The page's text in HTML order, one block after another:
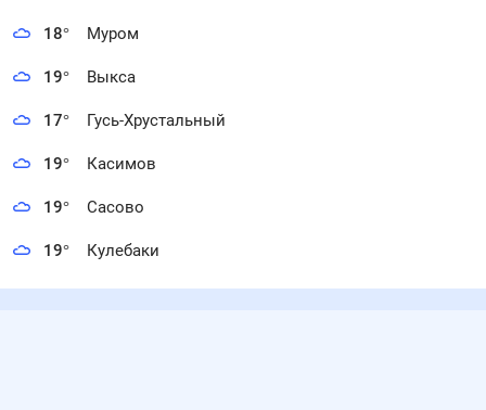
18° Муром
19° Выкса
17° Гусь-Хрустальный
19° Касимов
19° Сасово
19° Кулебаки